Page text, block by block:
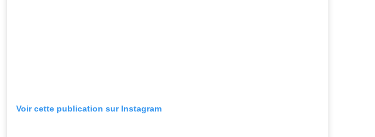
Voir cette publication sur Instagram